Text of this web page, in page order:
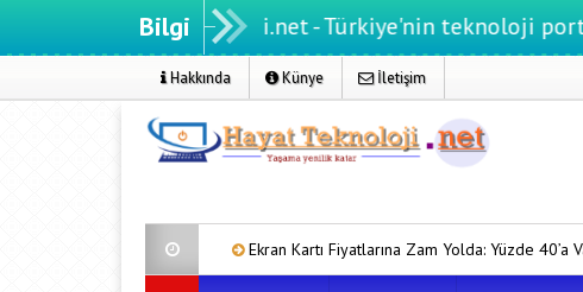
Bilgi
Hayatteknoloji.net - Türkiye'nin teknoloji portalı
Hakkında Künye İletişim
Ekran Kartı Fiyatlarına Zam Yolda: Yüzde 40’a Varan Fiyat Artışı